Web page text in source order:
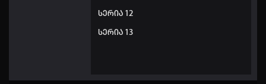
სერია 12
სერია 13